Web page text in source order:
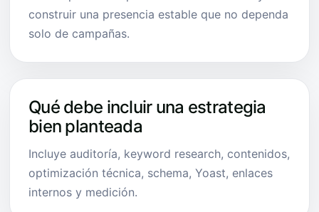
construir una presencia estable que no dependa
solo de campañas.
Qué debe incluir una estrategia
bien planteada
Incluye auditoría, keyword research, contenidos,
optimización técnica, schema, Yoast, enlaces
internos y medición.